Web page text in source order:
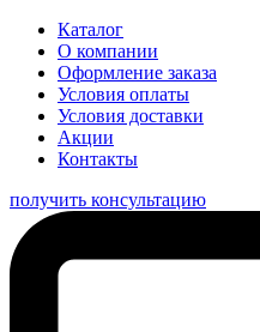
Каталог
О компании
Оформление заказа
Условия оплаты
Условия доставки
Акции
Контакты
получить консультацию